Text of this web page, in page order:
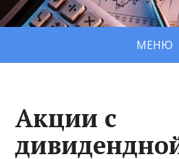
МЕНЮ
Акции с